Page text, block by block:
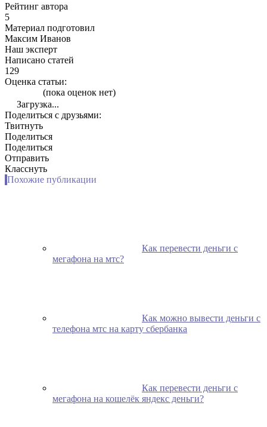
Рейтинг автора
5
Материал подготовил
Максим Иванов
Наш эксперт
Написано статей
129
Оценка статьи:
(пока оценок нет)
Загрузка...
Поделиться с друзьями:
Твитнуть
Поделиться
Поделиться
Отправить
Класснуть
Похожие публикации
Как перевести деньги с
мегафона на мтс?
Как можно вывести деньги с
телефона мтс на карту сбербанка
Как перевести деньги с
мегафона на кошелёк яндекс деньги?